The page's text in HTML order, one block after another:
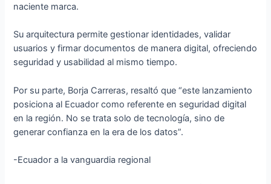
naciente marca.
Su arquitectura permite gestionar identidades, validar
usuarios y firmar documentos de manera digital, ofreciendo
seguridad y usabilidad al mismo tiempo.
Por su parte, Borja Carreras, resaltó que “este lanzamiento
posiciona al Ecuador como referente en seguridad digital
en la región. No se trata solo de tecnología, sino de
generar confianza en la era de los datos”.
-Ecuador a la vanguardia regional